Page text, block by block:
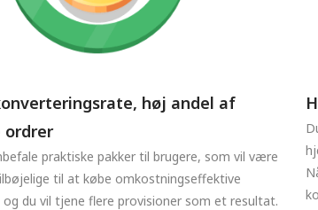
høj andel af
ordrer
praktiske pakker til brugere, som vil være
til at købe omkostningseffektive
og du vil tjene flere provisioner som et resultat.